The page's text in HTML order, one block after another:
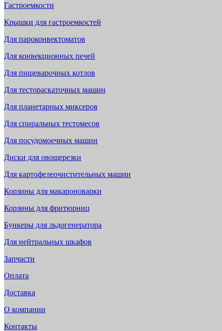
Гастроемкости
Крышки для гастроемкостей
Для пароконвектоматов
Для конвекционных печей
Для пищеварочных котлов
Для тестораскаточных машин
Для планетарных миксеров
Для спиральных тестомесов
Для посудомоечных машин
Диски для овощерезки
Для картофелеочистительных машин
Корзины для макароноварки
Корзины для фритюрниц
Бункеры для льдогенератора
Для нейтральных шкафов
Запчасти
Оплата
Доставка
О компании
Контакты